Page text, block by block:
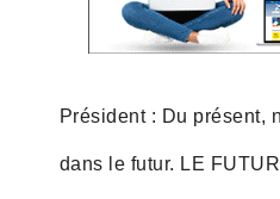
Président : Du présent,
dans le futur. LE